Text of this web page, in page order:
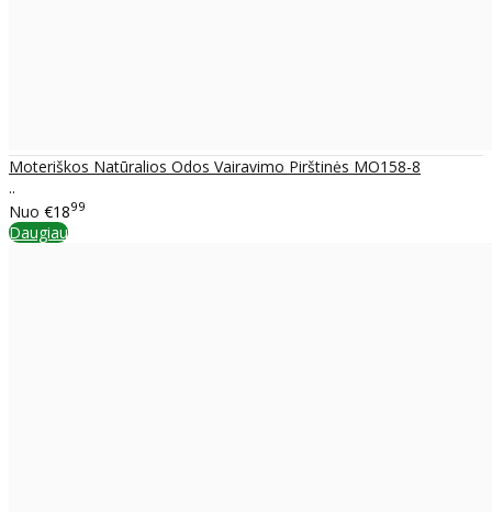
Moteriškos Natūralios Odos Vairavimo Pirštinės MO158-8
..
Nuo €1899
Daugiau